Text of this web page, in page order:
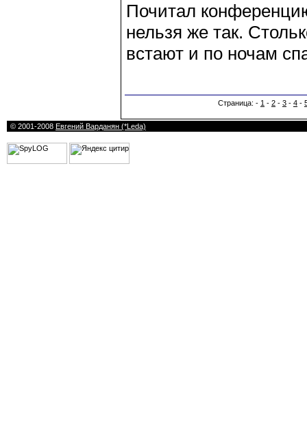
Почитал
нельзя же так.
встают и по ночам
Страница: - 1 - 2 - 3 - 4 -
© 2001-2008 Евгений Варданян (*Leda)